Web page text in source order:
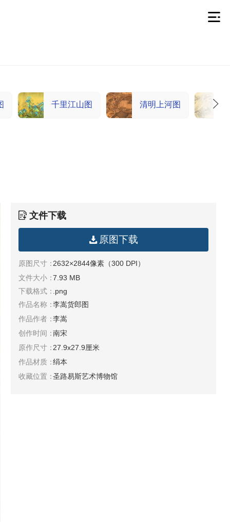
千里江山图 清明上河图
文件下载
原图下载
原图尺寸：2632×2844像素（300 DPI）
文件大小：7.93 MB
下载格式： .png
作品名称：李嵩货郎图
作品作者：李嵩
创作时间：南宋
原作尺寸：27.9x27.9厘米
作品材质：绢本
收藏位置：圣路易斯艺术博物馆